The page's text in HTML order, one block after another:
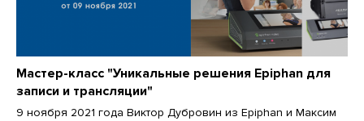
Мастер-класс "Уникальные решения Epiphan для
записи и трансляции"
9 ноября 2021 года Виктор Дубровин из Epiphan и Максим